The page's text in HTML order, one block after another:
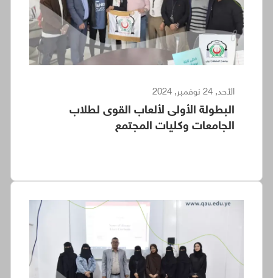
الأحد, 24 نوفمبر, 2024
البطولة الأولى لألعاب القوى لطلاب
الجامعات وكليات المجتمع